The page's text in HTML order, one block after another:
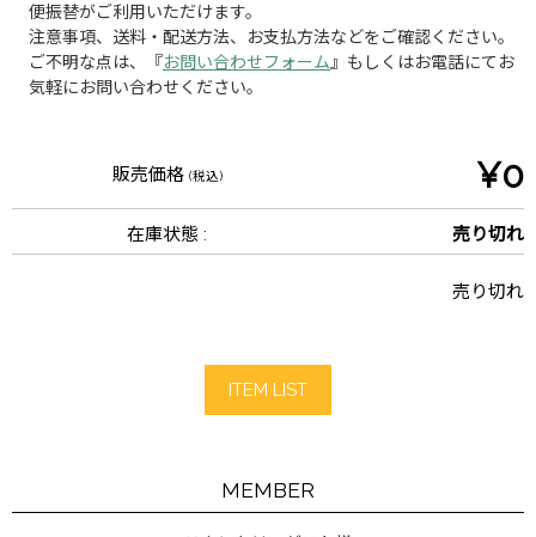
便振替がご利用いただけます。
注意事項、送料・配送方法、お支払方法などをご確認ください。
ご不明な点は、『お問い合わせフォーム 』もしくはお電話にてお
気軽にお問い合わせください。
販売価格 (税込) ¥0
在庫状態 : 売り切れ
売り切れ
ITEM LIST
MEMBER